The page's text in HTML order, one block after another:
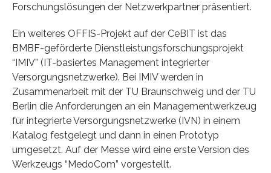
Forschungslösungen der Netzwerkpartner präsentiert.
Ein weiteres OFFIS-Projekt auf der CeBIT ist das
BMBF-geförderte Dienstleistungsforschungsprojekt
“IMIV” (IT-basiertes Management integrierter
Versorgungsnetzwerke). Bei IMIV werden in
Zusammenarbeit mit der TU Braunschweig und der TU
Berlin die Anforderungen an ein Managementwerkzeug
für integrierte Versorgungsnetzwerke (IVN) in einem
Katalog festgelegt und dann in einen Prototyp
umgesetzt. Auf der Messe wird eine erste Version des
Werkzeugs “MedoCom” vorgestellt.